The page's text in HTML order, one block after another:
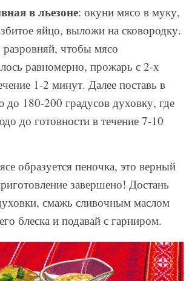
в льезоне: окуни мясо в муку,
яйцо, выложи на сковородку.
чтобы мясо
равномерно, прожарь с 2-х
1-2 минут. Далее поставь в
до 180-200 градусов духовку, где
до готовности в течение 7-10
образуется пеночка, это верный
завершено! Достань
смажь сливочным маслом
блеска и подавай с гарниром.